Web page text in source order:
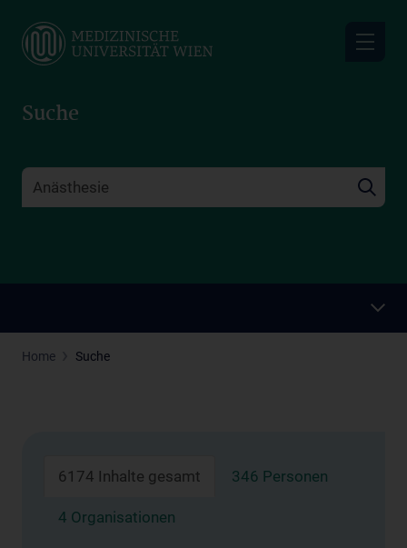
main
Suche
Home Suche
6174 Inhalte gesamt 346 Personen
4 Organisationen